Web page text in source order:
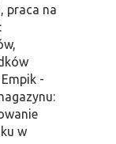
praca na
-
w